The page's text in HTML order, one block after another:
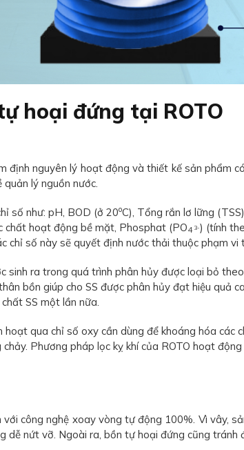
hoại đứng tại ROTO
định nguyên lý hoạt động và thiết kế sản phẩm
lý nguồn nước.
số như: pH, BOD (ở 20oC), Tổng rắn lơ lững
hoạt động bề mặt, Phosphat (PO4 3-) (tính
chỉ số này sẽ quyết định nước thải thuộc phạm vi
ra trong quá trình phân hủy được loại bỏ
bồn giúp cho SS được phân hủy đạt hiệu quả
SS một lần nữa.
qua chỉ số oxy cần dùng để khoáng hóa
Phương pháp lọc kỵ khí của ROTO hoạt
công nghệ xoay vòng tự động 100%. Vì vây,
dễ nứt vỡ. Ngoài ra, bồn tự hoại đứng cũng tránh